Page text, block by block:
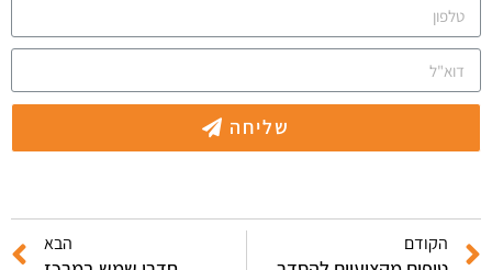
שליחה
הקודם הבא